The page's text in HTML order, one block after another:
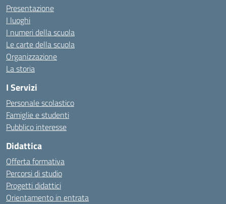
Presentazione
I luoghi
I numeri della scuola
Le carte della scuola
Organizzazione
La storia
I Servizi
Personale scolastico
Famiglie e studenti
Pubblico interesse
Didattica
Offerta formativa
Percorsi di studio
Progetti didattici
Orientamento in entrata